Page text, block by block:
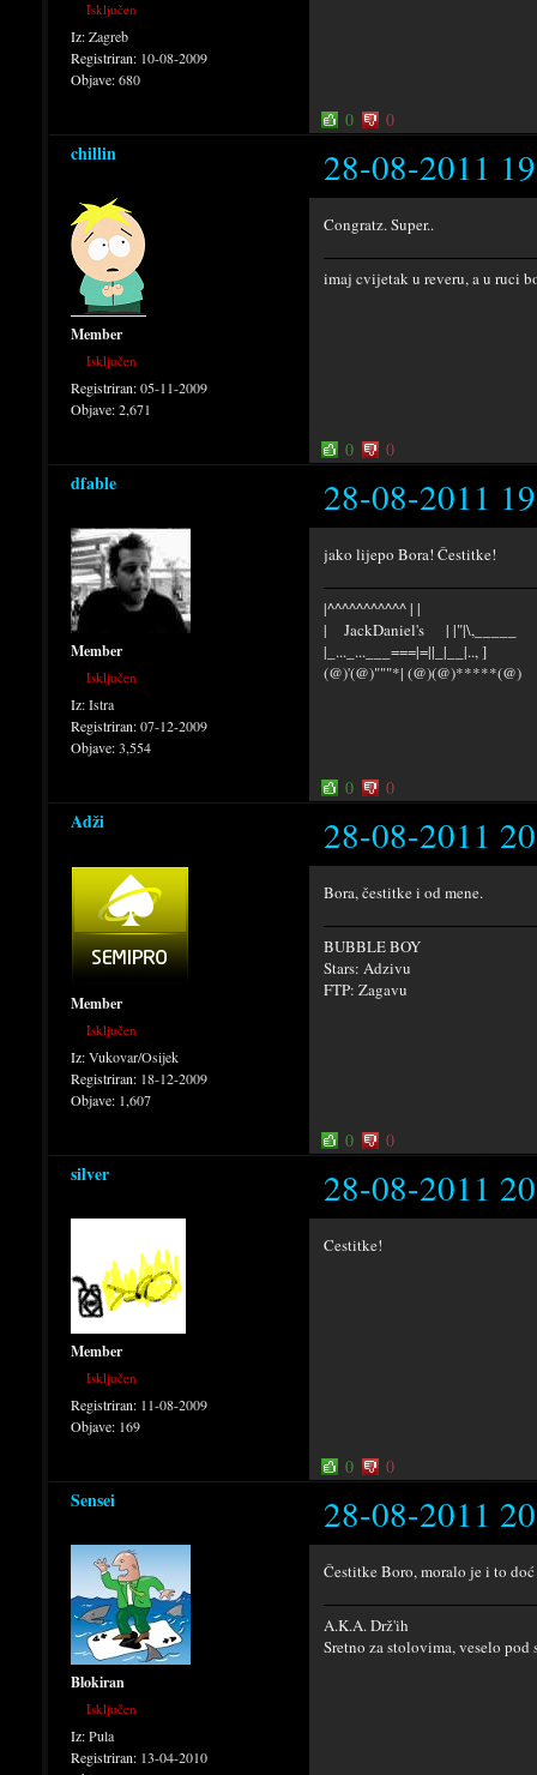
Isključen
Iz:Zagreb
Registriran: 10-08-2009
Objave:680
0 0
chillin 28-08-2011
Member
Isključen
Registriran:05-11-2009
Objave:2,671
Congratz. Super..
imaj cvijetak u reveru, a u ruci
0 0
dfable 28-08-2011
Member
Isključen
Iz:Istra
Registriran:07-12-2009
Objave:3,554
jako lijepo Bora! Čestitke!
|^^^^^^^^^^^ | |
| JackDaniel's | |"|\,_____
|_..._...___===|=||_|__|.., ]
(@)'(@)"""*| (@)(@)*****(@)
0 0
Adži 28-08-2011
Member
Isključen
Iz:Vukovar/Osijek
Registriran: 18-12-2009
Objave: 1,607
Bora, čestitke i od mene.
BUBBLE BOY
Stars: Adzivu
FTP: Zagavu
0 0
silver 28-08-2011
Member
Isključen
Registriran: 11-08-2009
Objave: 169
Cestitke!
0 0
Sensei 28-08-2011
Blokiran
Isključen
Iz:Pula
Registriran: 13-04-2010
Čestitke Boro, moralo je i to
A.K.A. Drž'ih
Sretno za stolovima, veselo pod